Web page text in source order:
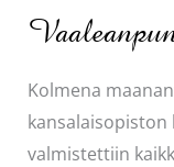
Kolmena
kansalaisopiston
valmistettiin